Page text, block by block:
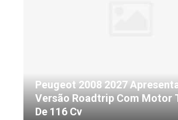
Peugeot 2008 2027
Versão Roadtrip Com Motor
De 116 Cv